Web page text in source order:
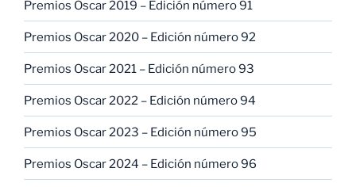
Premios Oscar 2019 – Edición número 91
Premios Oscar 2020 – Edición número 92
Premios Oscar 2021 – Edición número 93
Premios Oscar 2022 – Edición número 94
Premios Oscar 2023 – Edición número 95
Premios Oscar 2024 – Edición número 96